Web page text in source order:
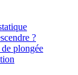
?
plongée